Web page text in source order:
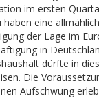
im ersten
haben eine
der Lage im
in
dürfte in
Die
Aufschwung